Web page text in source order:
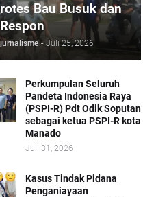
Bau Busuk dan
- Juli 25, 2026
Perkumpulan Seluruh
Pandeta Indonesia Raya
(PSPI-R) Pdt Odik Soputan
sebagai ketua PSPI-R kota
Manado
Juli 31, 2026
Kasus Tindak Pidana
Penganiayaan